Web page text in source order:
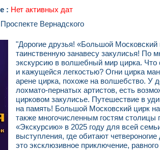
: Нет активных дат
Вернадского
"Дорогие друзья! «Большой Московский
таинственную занавесу закулисья! По
экскурсию в волшебный мир цирка.
и кажущейся легкостью? Огни цирка
арене цирка, похоже на волшебство. У
лохмато-пернатых артистов, есть
цирковом закулисье. Путешествие в
на память! Большой Московский цирк
также многочисленным гостям
«Экскурсию» в 2025 году для всей
выступления, где обитают
это эксклюзивное приключение,